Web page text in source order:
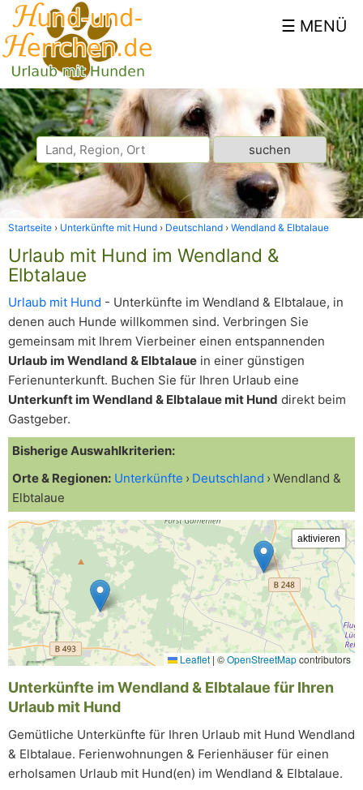
Startseite Unterkünfte mit Hund Deutschland Wendland & Elbtalaue
Urlaub mit Hund im Wendland &
Elbtalaue
Urlaub mit Hund - Unterkünfte im Wendland & Elbtalaue, in
denen auch Hunde willkommen sind. Verbringen Sie
gemeinsam mit Ihrem Vierbeiner einen entspannenden
Urlaub im Wendland & Elbtalaue in einer günstigen
Ferienunterkunft. Buchen Sie für Ihren Urlaub eine
Unterkunft im Wendland & Elbtalaue mit Hund direkt beim
Gastgeber.
Bisherige Auswahlkriterien:
Orte & Regionen: Unterkünfte Deutschland
Wendland &
Elbtalaue
Leaflet | ©OpenStreetMapcontributors
Unterkünfte im Wendland & Elbtalaue für Ihren
Urlaub mit Hund
Gemütliche Unterkünfte für Ihren Urlaub mit Hund Wendland
& Elbtalaue. Ferienwohnungen & Ferienhäuser für einen
erholsamen Urlaub mit Hund(en) im Wendland & Elbtalaue.